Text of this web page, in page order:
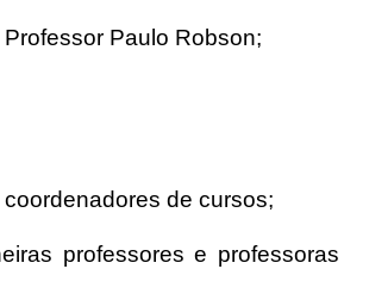
Paulo Robson;
de cursos;
professores e professoras